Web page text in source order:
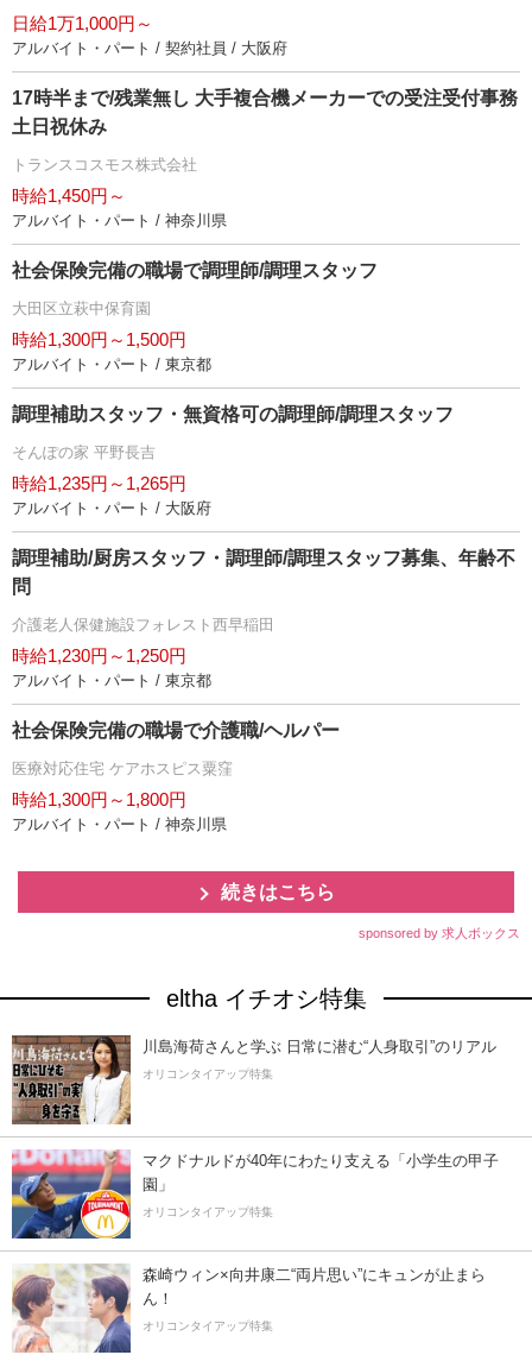
日給1万1,000円～
アルバイト・パート / 契約社員 / 大阪府
17時半まで/残業無し 大手複合機メーカーでの受注受付事務
土日祝休み
トランスコスモス株式会社
時給1,450円～
アルバイト・パート / 神奈川県
社会保険完備の職場で調理師/調理スタッフ
大田区立萩中保育園
時給1,300円～1,500円
アルバイト・パート / 東京都
調理補助スタッフ・無資格可の調理師/調理スタッフ
そんぽの家 平野長吉
時給1,235円～1,265円
アルバイト・パート / 大阪府
調理補助/厨房スタッフ・調理師/調理スタッフ募集、年齢不
問
介護老人保健施設フォレスト西早稲田
時給1,230円～1,250円
アルバイト・パート / 東京都
社会保険完備の職場で介護職/ヘルパー
医療対応住宅 ケアホスピス粟窪
時給1,300円～1,800円
アルバイト・パート / 神奈川県
続きはこちら
sponsored by 求人ボックス
eltha イチオシ特集
川島海荷さんと学ぶ 日常に潜む“人身取引”のリアル
オリコンタイアップ特集
マクドナルドが40年にわたり支える「小学生の甲子
園」
オリコンタイアップ特集
森崎ウィン×向井康二“両片思い”にキュンが止まら
ん！
オリコンタイアップ特集